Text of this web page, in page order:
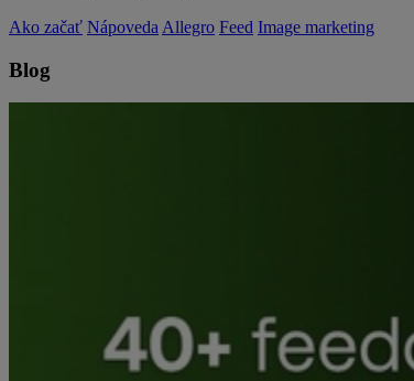
Ako začať Nápoveda Allegro Feed Image marketing
Blog